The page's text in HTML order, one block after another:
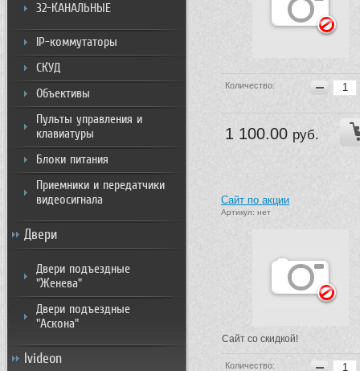
Количество:
1 100.00 руб.
Сайт по акции
Артикул: нет
Сайт со скидкой!
Количество:
32-КАНАЛЬНЫЕ
IP-коммутаторы
СКУД
Объективы
Пульты управления и
клавиатуры
Блоки питания
Приемники и передатчики
видеосигнала
Двери
Двери подъездные
"Женева"
Двери подъездные
"Аскона"
Ivideon